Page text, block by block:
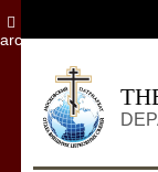
archive